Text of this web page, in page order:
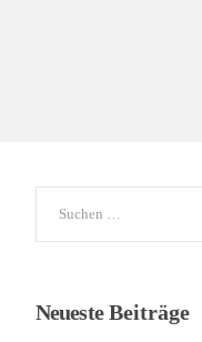
NeuesteBeiträge